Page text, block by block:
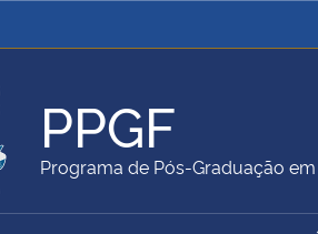
Ministério da Justiça e
Agricultura,
Abastecimento
Ministério da Educação
PPGF
Programa de Pós-Graduação